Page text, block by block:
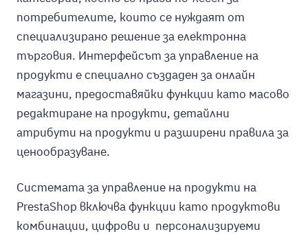
потребителите, които се нуждаят от
специализирано решение за електронна
търговия. Интерфейсът за управление на
продукти е специално създаден за онлайн
магазини, предоставяйки функции като масово
редактиране на продукти, детайлни
атрибути на продукти и разширени правила за
ценообразуване.
Системата за управление на продукти на
PrestaShop включва функции като продуктови
комбинации, цифрови и персонализируеми